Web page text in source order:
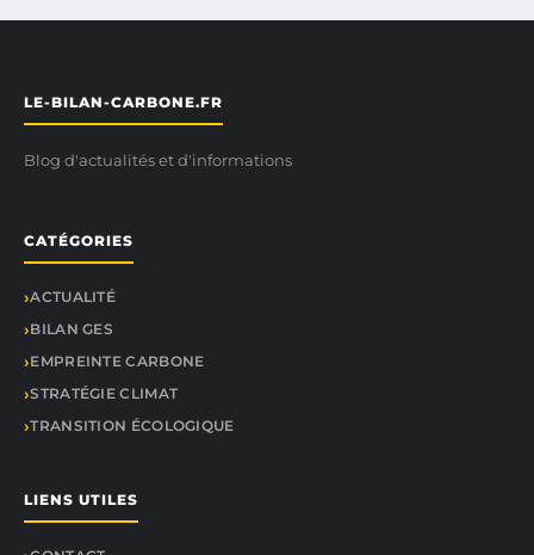
LE-BILAN-CARBONE.FR
Blog d'actualités et d'informations
CATÉGORIES
ACTUALITÉ
BILAN GES
EMPREINTE CARBONE
STRATÉGIE CLIMAT
TRANSITION ÉCOLOGIQUE
LIENS UTILES